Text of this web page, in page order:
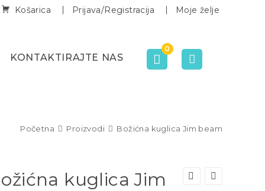
Košarica Prijava/Registracija Moje želje
KONTAKTIRAJTE NAS
0
Početna Proizvodi Božićna kuglica Jim beam
kuglica Jim